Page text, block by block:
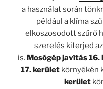
a használat során
például a klíma
elkoszosodott szűrő
szerelés kiterjed
is. Mosógép javítás
17. kerület környékén
kerület